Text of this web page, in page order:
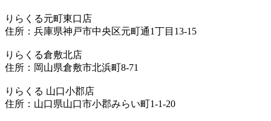
りらくる元町東口店
住所：兵庫県神戸市中央区元町通1丁目13-15
りらくる倉敷北店
住所：岡山県倉敷市北浜町8-71
りらくる 山口小郡店
住所：山口県山口市小郡みらい町1-1-20